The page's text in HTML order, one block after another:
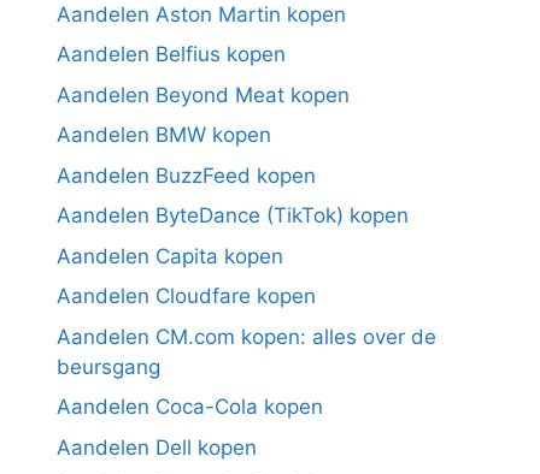
Aandelen Aston Martin kopen
Aandelen Belfius kopen
Aandelen Beyond Meat kopen
Aandelen BMW kopen
Aandelen BuzzFeed kopen
Aandelen ByteDance (TikTok) kopen
Aandelen Capita kopen
Aandelen Cloudfare kopen
Aandelen CM.com kopen: alles over de
beursgang
Aandelen Coca-Cola kopen
Aandelen Dell kopen